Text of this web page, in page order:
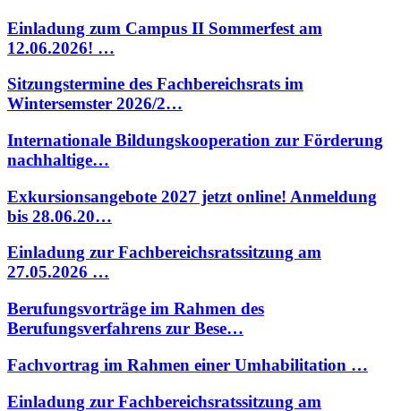
Einladung zum Campus II Sommerfest am
12.06.2026! …
Sitzungstermine des Fachbereichsrats im
Wintersemster 2026/2…
Internationale Bildungskooperation zur Förderung
nachhaltige…
Exkursionsangebote 2027 jetzt online! Anmeldung
bis 28.06.20…
Einladung zur Fachbereichsratssitzung am
27.05.2026 …
Berufungsvorträge im Rahmen des
Berufungsverfahrens zur Bese…
Fachvortrag im Rahmen einer Umhabilitation …
Einladung zur Fachbereichsratssitzung am